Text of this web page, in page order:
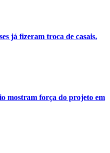
já fizeram troca de casais,
mostram força do projeto em